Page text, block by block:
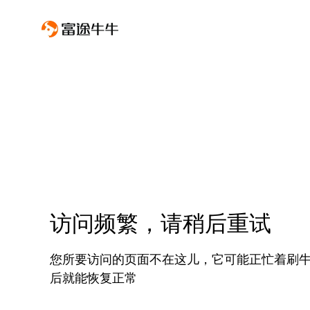
访问频繁，请稍后重试
您所要访问的页面不在这儿，它可能正忙着刷
后就能恢复正常